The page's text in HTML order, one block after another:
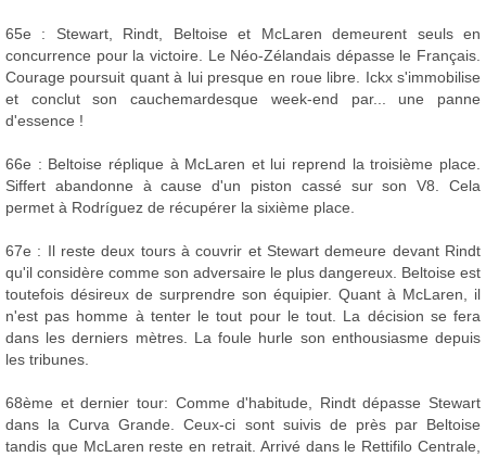
65e : Stewart, Rindt, Beltoise et McLaren demeurent seuls en
concurrence pour la victoire. Le Néo-Zélandais dépasse le Français.
Courage poursuit quant à lui presque en roue libre. Ickx s'immobilise
et conclut son cauchemardesque week-end par... une panne
d'essence !
66e : Beltoise réplique à McLaren et lui reprend la troisième place.
Siffert abandonne à cause d'un piston cassé sur son V8. Cela
permet à Rodríguez de récupérer la sixième place.
67e : Il reste deux tours à couvrir et Stewart demeure devant Rindt
qu'il considère comme son adversaire le plus dangereux. Beltoise est
toutefois désireux de surprendre son équipier. Quant à McLaren, il
n'est pas homme à tenter le tout pour le tout. La décision se fera
dans les derniers mètres. La foule hurle son enthousiasme depuis
les tribunes.
68ème et dernier tour: Comme d'habitude, Rindt dépasse Stewart
dans la Curva Grande. Ceux-ci sont suivis de près par Beltoise
tandis que McLaren reste en retrait. Arrivé dans le Rettifilo Centrale,